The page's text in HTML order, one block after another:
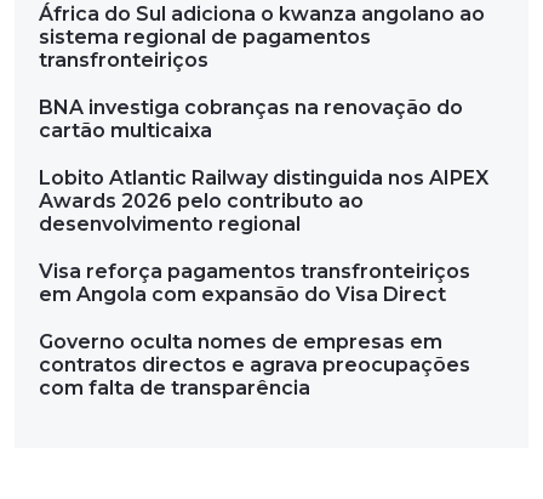
África do Sul adiciona o kwanza angolano ao
sistema regional de pagamentos
transfronteiriços
BNA investiga cobranças na renovação do
cartão multicaixa
Lobito Atlantic Railway distinguida nos AIPEX
Awards 2026 pelo contributo ao
desenvolvimento regional
Visa reforça pagamentos transfronteiriços
em Angola com expansão do Visa Direct
Governo oculta nomes de empresas em
contratos directos e agrava preocupações
com falta de transparência